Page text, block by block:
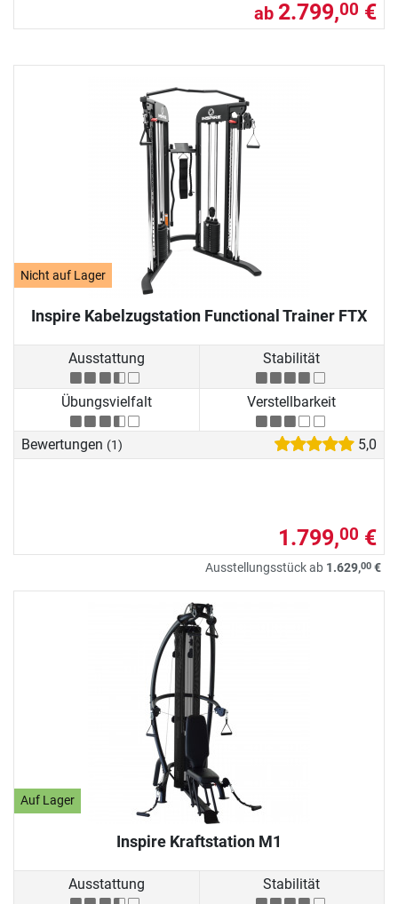
ab 2.799,00 €
Nicht auf Lager
Inspire Kabelzugstation Functional Trainer FTX
Ausstattung Stabilität
Übungsvielfalt Verstellbarkeit
Bewertungen (1) 5,0
1.799,00 €
Ausstellungsstück ab 1.629,00 €
Auf Lager
Inspire Kraftstation M1
Ausstattung Stabilität